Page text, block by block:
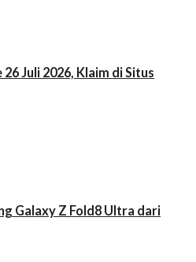
Juli 2026, Klaim di Situs
Galaxy Z Fold8 Ultra dari